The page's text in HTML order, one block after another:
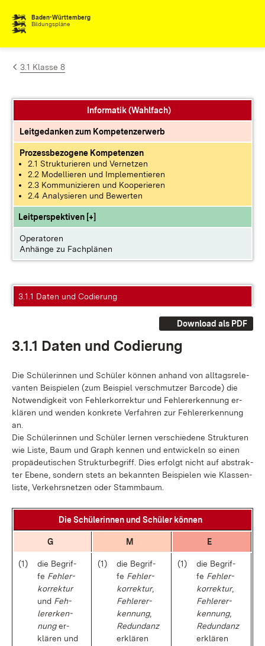
Zum Inhalt springen
Baden-Württemberg
Bildungspläne
3.1 Klasse 8
Informatik (Wahlfach)
Leitgedanken zum Kompetenzerwerb
Prozessbezogene Kompetenzen
2.1 Strukturieren und Vernetzen
2.2 Modellieren und Implementieren
2.3 Kommunizieren und Kooperieren
2.4 Analysieren und Bewerten
Leitperspektiven [+]
Operatoren
Anhänge zu Fachplänen
3.1.1 Daten und Codierung
Download als PDF
3.1.1 Da­ten und Co­die­rung
Die Schü­le­rin­nen und Schü­ler kön­nen an­hand von all­tags­re­le­
van­ten Bei­spie­len (zum Bei­spiel ver­schmut­zer Bar­code) die
Not­wen­dig­keit von Feh­ler­kor­rek­tur und Feh­ler­er­ken­nung er­
klä­ren und wen­den kon­kre­te Ver­fah­ren zur Feh­ler­er­ken­nung
an.
Die Schü­le­rin­nen und Schü­ler ler­nen ver­schie­de­ne Struk­tu­ren
wie Lis­te, Baum und Graph ken­nen und ent­wi­ckeln so ei­nen
pro­pä­deu­ti­schen Struk­tur­be­griff. Dies er­folgt nicht auf abs­trak­
ter Ebe­ne, son­dern stets an be­kann­ten Bei­spie­len wie Klas­sen­
lis­te, Ver­kehrs­net­zen oder Stamm­baum.
Die Schü­le­rin­nen und Schü­ler kön­nen
G M E
(1)
die Be­grif­
fe Feh­ler­
kor­rek­tur
und Feh­
ler­er­ken­
nunger­
klä­ren und
(1)
die Be­grif­
fe Feh­ler­
kor­rek­tur,
Feh­ler­er­
ken­nung,
Red­un­danz
er­klä­ren
(1)
die Be­grif­
fe Feh­ler­
kor­rek­tur,
Feh­ler­er­
ken­nung,
Red­un­danz
er­klä­ren